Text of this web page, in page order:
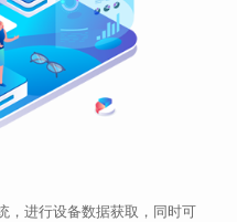
，进行设备数据获取，同时可